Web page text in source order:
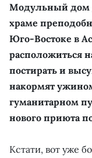
Модульный дом
храме
Юго-Востоке в
расположиться
постирать и
накормят
гуманитарном
нового приюта
Кстати, вот уже